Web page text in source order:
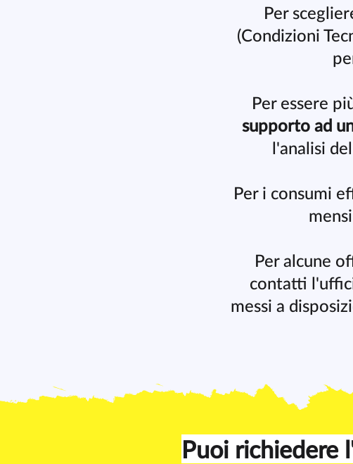
Per
(Condizioni
Per essere
supporto ad
l'analisi
Per i consumi
Per alcune
contatti
messi a
Puoi richiedere